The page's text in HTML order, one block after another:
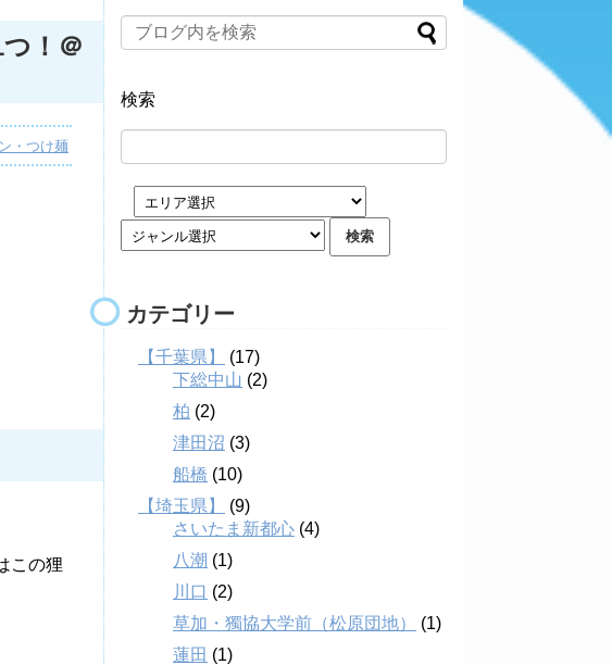
！＠
・つけ麺
この狸
検索
カテゴリー
【千葉県】
(17)
下総中山 (2)
柏 (2)
津田沼 (3)
船橋 (10)
【埼玉県】
(9)
さいたま新都心 (4)
八潮 (1)
川口 (2)
草加・獨協大学前（松原団地）
(1)
蓮田 (1)